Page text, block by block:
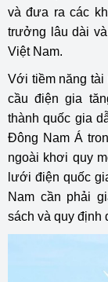
và đưa ra các
trưởng lâu dài
Việt Nam.
Với tiềm năng tài
cầu điện gia
thành quốc gia
Đông Nam Á
ngoài khơi quy
lưới điện quốc
Nam cần phải
sách và quy định